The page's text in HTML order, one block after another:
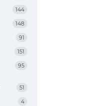
144
148
91
151
95
51
4